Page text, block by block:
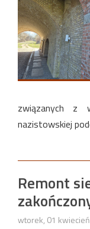
związanych z
nazistowskiej
Remont
wtorek, 01